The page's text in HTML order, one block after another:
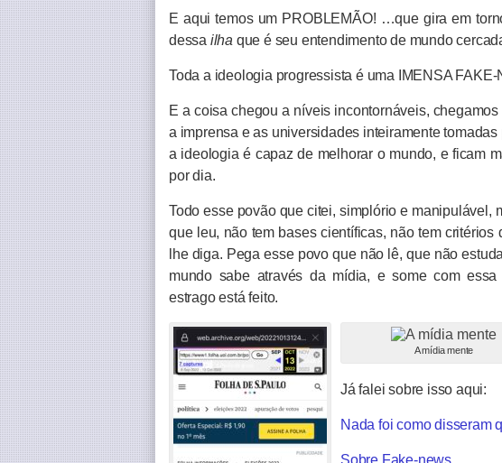
E aqui temos um PROBLEMÃO! …que gira em
dessa ilha que é seu entendimento de mundo
Toda a ideologia progressista é uma IMENSA FAKE-
E a coisa chegou a níveis incontornáveis,
a imprensa e as universidades inteiramente
a ideologia é capaz de melhorar o mundo, e ficam
por dia.
Todo esse povão que citei, simplório e manipulável,
que leu, não tem bases científicas, não tem
lhe diga. Pega esse povo que não lê, que não
mundo sabe através da mídia, e some com
estrago está feito.
A mídia mente
Já falei sobre isso aqui:
Nada foi como disseram
Sobre Fake-news